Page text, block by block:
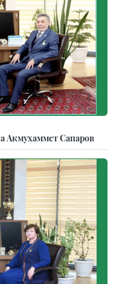
Акмухаммет Сапаров